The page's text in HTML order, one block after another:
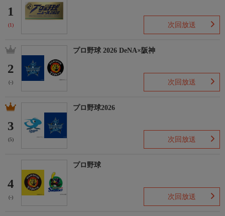
1
(1) 次回放送
2
(-)
プロ野球 2026 DeNA×阪神
次回放送
3
(5)
プロ野球2026
次回放送
4
(-)
プロ野球
次回放送